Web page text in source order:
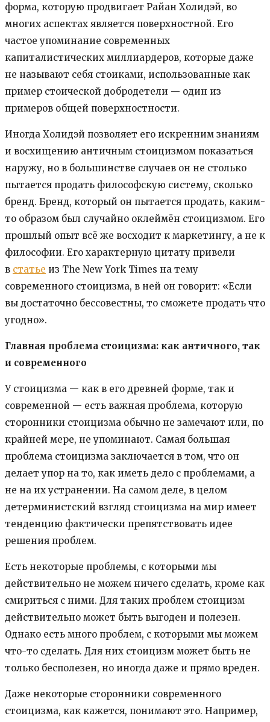
форма, которую продвигает Райан Холидэй, во
многих аспектах является поверхностной. Его
частое упоминание современных
капиталистических миллиардеров, которые даже
не называют себя стоиками, использованные как
пример стоической добродетели — один из
примеров общей поверхностности.
Иногда Холидэй позволяет его искренним знаниям
и восхищению античным стоицизмом показаться
наружу, но в большинстве случаев он не столько
пытается продать философскую систему, сколько
бренд. Бренд, который он пытается продать, каким-
то образом был случайно оклеймён стоицизмом. Его
прошлый опыт всё же восходит к маркетингу, а не к
философии. Его характерную цитату привели
в статье из The New York Times на тему
современного стоицизма, в ней он говорит: «Если
вы достаточно бессовестны, то сможете продать что
угодно».
Главная проблема стоицизма: как античного, так
и современного
У стоицизма — как в его древней форме, так и
современной — есть важная проблема, которую
сторонники стоицизма обычно не замечают или, по
крайней мере, не упоминают. Самая большая
проблема стоицизма заключается в том, что он
делает упор на то, как иметь дело с проблемами, а
не на их устранении. На самом деле, в целом
детерминистский взгляд стоицизма на мир имеет
тенденцию фактически препятствовать идее
решения проблем.
Есть некоторые проблемы, с которыми мы
действительно не можем ничего сделать, кроме как
смириться с ними. Для таких проблем стоицизм
действительно может быть выгоден и полезен.
Однако есть много проблем, с которыми мы можем
что-то сделать. Для них стоицизм может быть не
только бесполезен, но иногда даже и прямо вреден.
Даже некоторые сторонники современного
стоицизма, как кажется, понимают это. Например,